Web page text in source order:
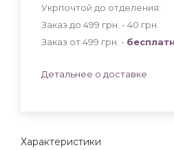
Характеристики
Укрпочтой до отделения:
Заказ до 499 грн. - 40 грн
Заказ от 499 грн. -
Детальнее о доставке